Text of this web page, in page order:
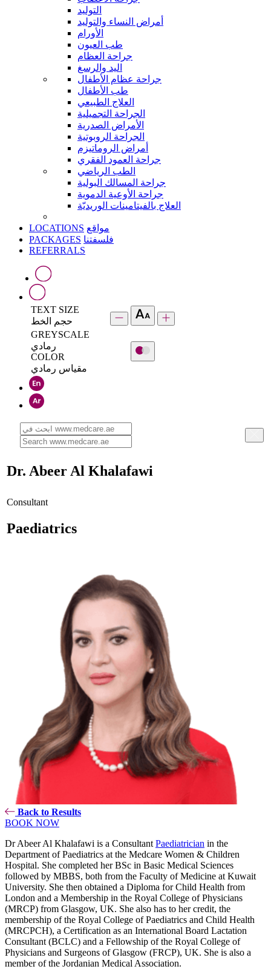
التوليد
أمراض النساء والتوليد
الأورام
طب العيون
جراحة العظام
اليد والرسغ
جراحة عظام الأطفال
طب الأطفال
العلاج الطبيعي
الجراحة التجميلية
الأمراض الصدرية
الجراحة الروبوتية
أمراض الروماتيزم
جراحة العمود الفقري
الطب الرياضي
جراحة المسالك البولية
جراحة الأوعية الدموية
العلاج بالفيتامينات الوريديّة
LOCATIONS مواقع
PACKAGES فلسفتنا
REFERRALS
TEXT SIZE
حجم الخط
GREYSCALE
رمادي
COLOR
مقياس رمادي
Dr. Abeer Al Khalafawi
Consultant
Paediatrics
Back to Results
BOOK NOW
Dr Abeer Al Khalafawi is a Consultant Paediatrician in the
Department of Paediatrics at the Medcare Women & Children
Hospital. She completed her BSc in Basic Medical Sciences
followed by MBBS, both from the Faculty of Medicine at Kuwait
University. She then obtained a Diploma for Child Health from
London and a Membership in the Royal College of Physicians
(MRCP) from Glasgow, UK. She also has to her credit, the
membership of the Royal College of Paediatrics and Child Health
(MRCPCH), a Certification as an International Board Lactation
Consultant (BCLC) and a Fellowship of the Royal College of
Physicians and Surgeons of Glasgow (FRCP), UK. She is also a
member of the Jordanian Medical Association.